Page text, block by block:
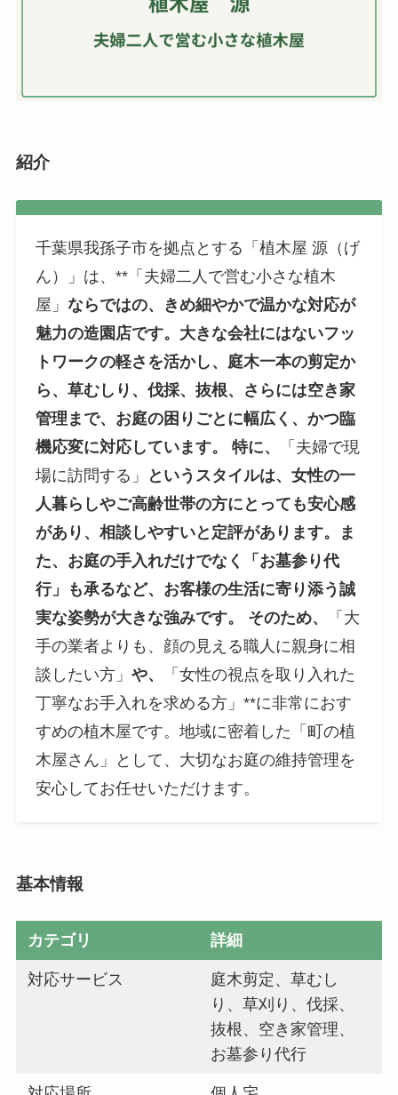
紹介
千葉県我孫子市を拠点とする「植木屋 源（げ
ん）」は、**「夫婦二人で営む小さな植木
屋」ならではの、きめ細やかで温かな対応が
魅力の造園店です。大きな会社にはないフッ
トワークの軽さを活かし、庭木一本の剪定か
ら、草むしり、伐採、抜根、さらには空き家
管理まで、お庭の困りごとに幅広く、かつ臨
機応変に対応しています。 特に、
「夫婦で現
場に訪問する」
というスタイルは、女性の一
人暮らしやご高齢世帯の方にとっても安心感
があり、相談しやすいと定評があります。ま
た、お庭の手入れだけでなく「お墓参り代
行」も承るなど、お客様の生活に寄り添う誠
実な姿勢が大きな強みです。 そのため、
「大
手の業者よりも、顔の見える職人に親身に相
談したい方」や、
「女性の視点を取り入れた
丁寧なお手入れを求める方」**に非常におす
すめの植木屋です。地域に密着した「町の植
木屋さん」として、大切なお庭の維持管理を
安心してお任せいただけます。
基本情報
カテゴリ 詳細
対応サービス
庭木剪定、草むし
り、草刈り、伐採、
抜根、空き家管理、
お墓参り代行